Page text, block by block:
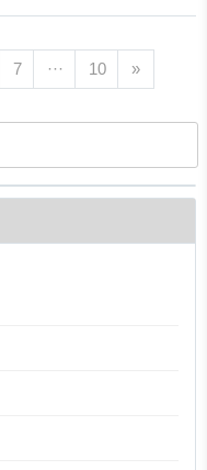
24일을 끝으로 26년간
컷 만평 를 연재했던 박
방송에서 김어..
려고 합니다. 엠폭스
는 원숭이두창 바이러스
에 의해 감염되는 급
발견되었고, 1970년
2022년 유행 전까지는
서 지역사회 감염이 시
7 ··· 10 »